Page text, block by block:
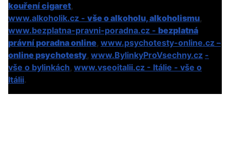
kouření cigaret,
www.alkoholik.cz - vše o alkoholu, alkoholismu,
www.bezplatna-pravni-poradna.cz - bezplatná
právní poradna online, www.psychotesty-online.cz –
online psychotesty, www.BylinkyProVsechny.cz -
vše o bylinkách, www.vseoitalii.cz - Itálie - vše o
Itálii.